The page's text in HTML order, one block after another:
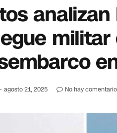
militar
agosto 21, 2025 No hay